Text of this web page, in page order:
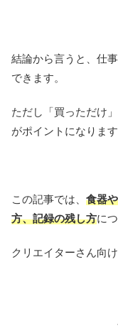
結論から言うと、仕
できます。
ただし「買っただけ
がポイントになります
この記事では、 食器
方、記録の残し方に
クリエイターさん向